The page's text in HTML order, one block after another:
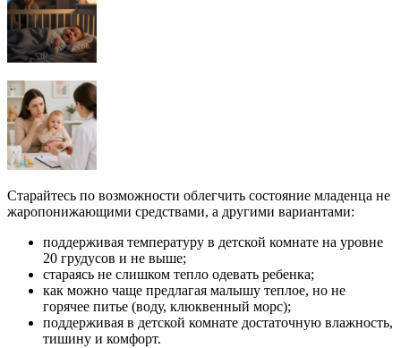
Старайтесь по возможности облегчить состояние младенца не
жаропонижающими средствами, а другими вариантами:
поддерживая температуру в детской комнате на уровне
20 грудусов и не выше;
стараясь не слишком тепло одевать ребенка;
как можно чаще предлагая малышу теплое, но не
горячее питье (воду, клюквенный морс);
поддерживая в детской комнате достаточную влажность,
тишину и комфорт.